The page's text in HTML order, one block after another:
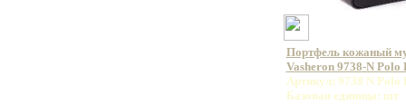
Портфель кожаный
Vasheron 9738-N
Артикул: 9738 N Polo
Базовая единица: шт